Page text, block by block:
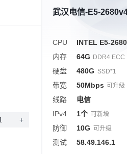
+
武汉电信-E5-
CPU
INTEL E5-
内存
64G DDR4 ECC
硬盘 480G SSD*1
带宽 50Mbps 可升级
线路
电信
IPv4
1个 可新增
防御 10G 可升级
测试 58.49.146.1